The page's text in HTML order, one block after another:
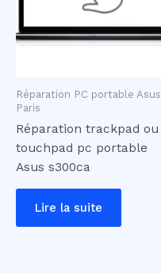
Réparation PC portable Asus
Paris
Réparation trackpad ou
touchpad pc portable
Asus s300ca
Lire la suite